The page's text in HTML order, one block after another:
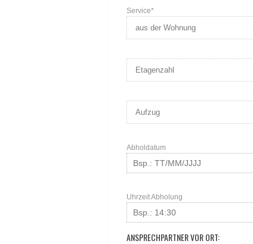
Service*
Abholdatum
Uhrzeit Abholung
ANSPRECHPARTNER VOR ORT: